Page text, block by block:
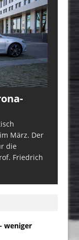
März. Der
die
Friedrich
weniger